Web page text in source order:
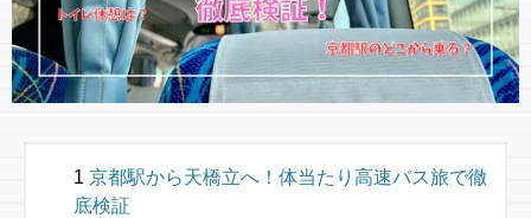
京都駅から天橋立へ！体当たり高速バス旅で徹
底検証